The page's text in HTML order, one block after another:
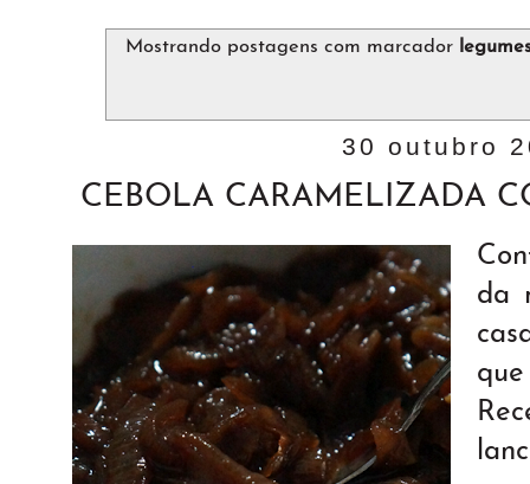
Mostrando postagens com marcador
30 outubro
CEBOLA CARAMELIZADA
da